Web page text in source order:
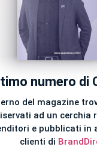
numero di
del magazine
ad un cerchia
e pubblicati in
clienti di